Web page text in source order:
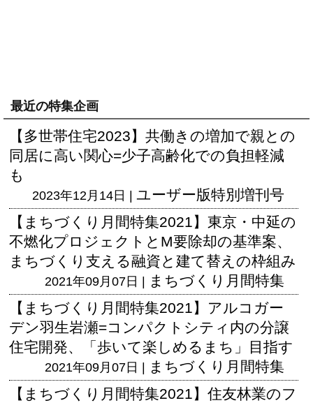
最近の特集企画
【多世帯住宅2023】共働きの増加で親との
同居に高い関心=少子高齢化での負担軽減
も
2023年12月14日 | ユーザー版特別増刊号
【まちづくり月間特集2021】東京・中延の
不燃化プロジェクトとM要除却の基準案、
まちづくり支える融資と建て替えの枠組み
2021年09月07日 | まちづくり月間特集
【まちづくり月間特集2021】アルコガー
デン羽生岩瀬=コンパクトシティ内の分譲
住宅開発、「歩いて楽しめるまち」目指す
2021年09月07日 | まちづくり月間特集
【まちづくり月間特集2021】住友林業のフ